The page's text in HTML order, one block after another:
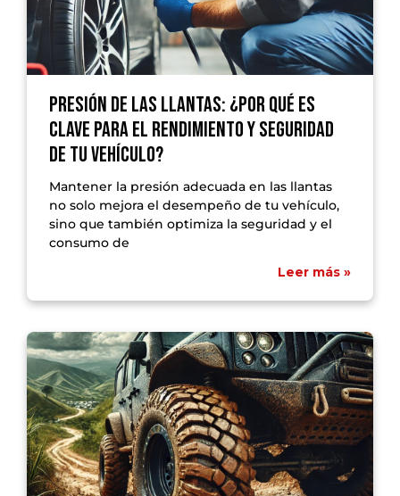
Presión de las llantas: ¿Por qué es
clave para el rendimiento y seguridad
de tu vehículo?
Mantener la presión adecuada en las llantas
no solo mejora el desempeño de tu vehículo,
sino que también optimiza la seguridad y el
consumo de
Leer más »